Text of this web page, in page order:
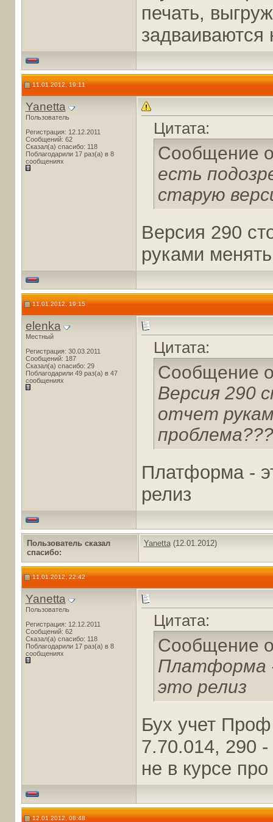
печать,
задваиваются
11.01.2012, 19:11
Yanetta
Пользователь
Регистрация: 12.12.2011
Сообщений: 62
Сказал(а) спасибо: 118
Поблагодарили 17 раз(а) в 8
сообщениях
Цитата:
Сообщение
есть
старую
Версия 290
руками
11.01.2012, 19:15
elenka
Местный
Регистрация: 30.03.2011
Сообщений: 187
Сказал(а) спасибо: 29
Поблагодарили 49 раз(а) в 47
сообщениях
Цитата:
Сообщение
Версия 290
отчет
проблема???
Платформа -
релиз
Пользователь сказал
cпасибо:
Yanetta(12.01.2012)
11.01.2012, 22:42
Yanetta
Пользователь
Регистрация: 12.12.2011
Сообщений: 62
Сказал(а) спасибо: 118
Поблагодарили 17 раз(а) в 8
сообщениях
Цитата:
Сообщение
Платформа
это релиз
Бух учет
7.70.014, 290
не в курсе
12.01.2012, 08:48